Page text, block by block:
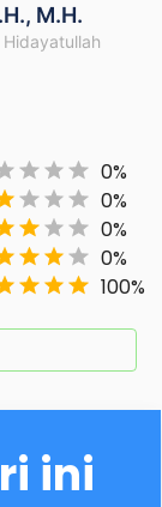
M.H.
0%
0%
0%
0%
100%
ini